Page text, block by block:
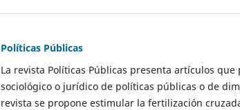
Políticas Públicas
La revista Políticas Públicas presenta artículos
sociológico o jurídico de políticas públicas o de
revista se propone estimular la fertilización